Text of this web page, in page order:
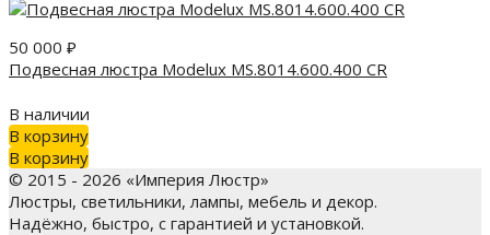
50 000 ₽
Подвесная люстра Modelux MS.8014.600.400 CR
В наличии
В корзину
В корзину
© 2015 - 2026 «Империя Люстр»
Люстры, светильники, лампы, мебель и декор.
Надёжно, быстро, с гарантией и установкой.